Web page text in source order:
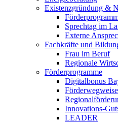
Existenzgründung &
Sprechtag im
Externe
Fachkräfte und
Frau im Beruf
Regionale
Förderprogramme
Digitalbonus
Innovations-
LEADER